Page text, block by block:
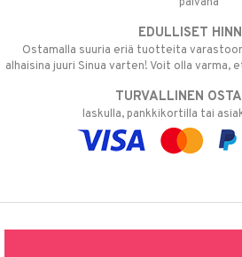
EDULLISET
Ostamalla suuria eriä tuotteita
alhaisina juuri Sinua varten! Voit olla
TURVALLINEN
laskulla, pankkikortilla tai